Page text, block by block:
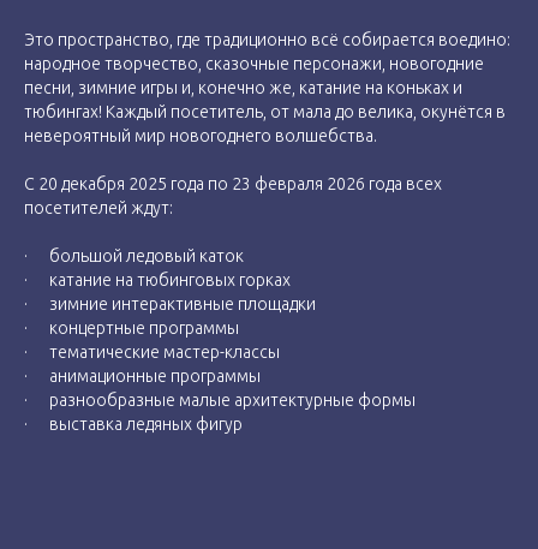
Это пространство, где традиционно всё собирается воедино:
народное творчество, сказочные персонажи, новогодние
песни, зимние игры и, конечно же, катание на коньках и
тюбингах! Каждый посетитель, от мала до велика, окунётся в
невероятный мир новогоднего волшебства.
С 20 декабря 2025 года по 23 февраля 2026 года всех
посетителей ждут:
· большой ледовый каток
· катание на тюбинговых горках
· зимние интерактивные площадки
· концертные программы
· тематические мастер-классы
· анимационные программы
· разнообразные малые архитектурные формы
· выставка ледяных фигур